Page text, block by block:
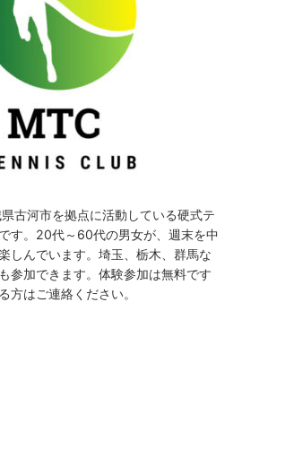
古河市を拠点に活動している硬式テ
す。20代～60代の男女が、週末を中
しんでいます。埼玉、栃木、群馬な
参加できます。体験参加は無料です
方はご連絡ください。